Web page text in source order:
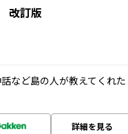
改訂版
など島の人が教えてくれた
詳細を見る